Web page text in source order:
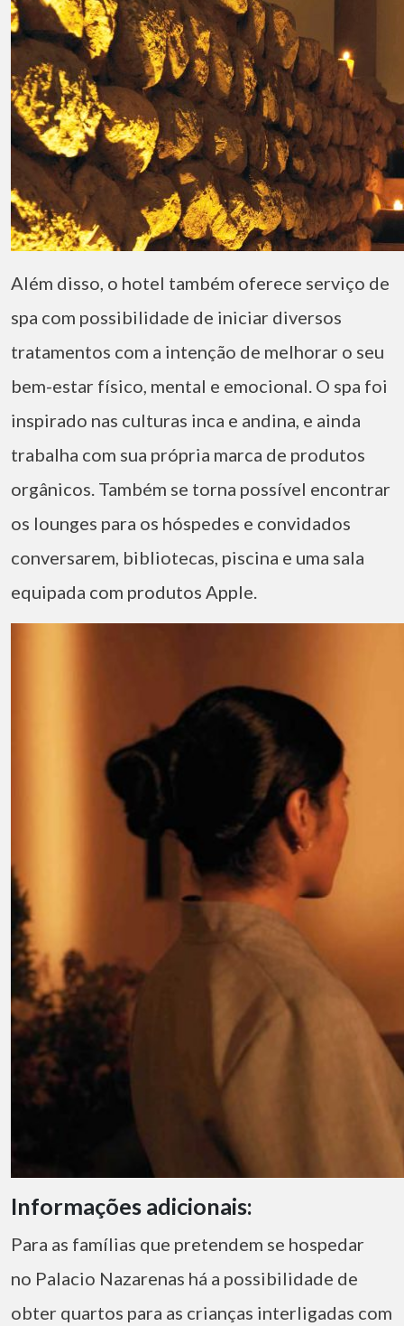
Além disso, o hotel também oferece serviço de
spa com possibilidade de iniciar diversos
tratamentos com a intenção de melhorar o seu
bem-estar físico, mental e emocional. O spa foi
inspirado nas culturas inca e andina, e ainda
trabalha com sua própria marca de produtos
orgânicos. Também se torna possível encontrar
os lounges para os hóspedes e convidados
conversarem, bibliotecas, piscina e uma sala
equipada com produtos Apple.
Informações adicionais:
Para as famílias que pretendem se hospedar
no Palacio Nazarenas há a possibilidade de
obter quartos para as crianças interligadas com